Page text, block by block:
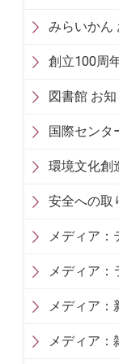
みらいかん
創立100周
図書館 お
国際センタ
環境文化創
安全への取
メディア：
メディア：
メディア：
メディア：